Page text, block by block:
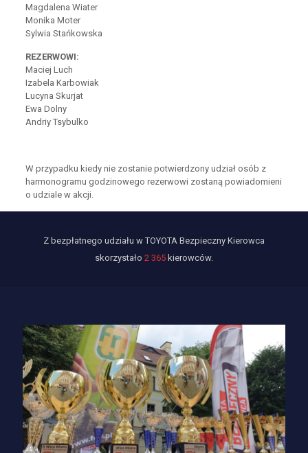
Magdalena Wiater
Monika Moter
Sylwia Stańkowska
REZERWOWI:
Maciej Luch
Izabela Karbowiak
Lucyna Skurjat
Ewa Dolny
Andriy Tsybulko​
W przypadku kiedy nie zostanie potwierdzony udział osób z
harmonogramu godzinowego rezerwowi zostaną powiadomieni
o udziale w akcji.
Z bezpłatnego udziału w TOYOTA Bezpieczny Kierowca
skorzystało 2 365 kierowców.